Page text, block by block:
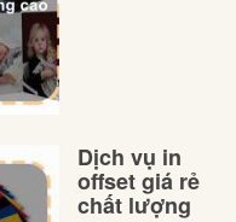
Dịch vụ in
offset giá rẻ
chất lượng